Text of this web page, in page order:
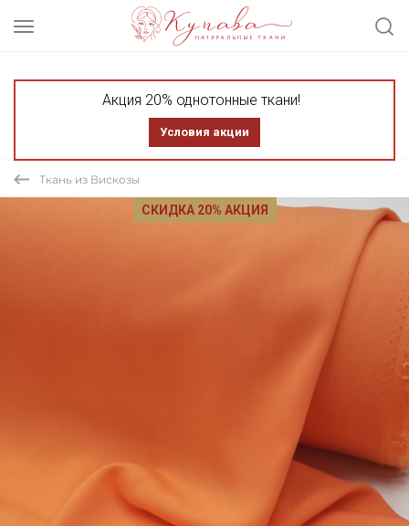
Акция 20% однотонные ткани!
Условия акции
Ткань из Вискозы
СКИДКА 20% АКЦИЯ